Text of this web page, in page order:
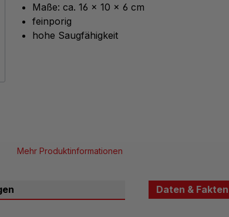
Maße: ca. 16 x 10 x 6 cm
feinporig
hohe Saugfähigkeit
Mehr Produktinformationen
Daten & Fakten